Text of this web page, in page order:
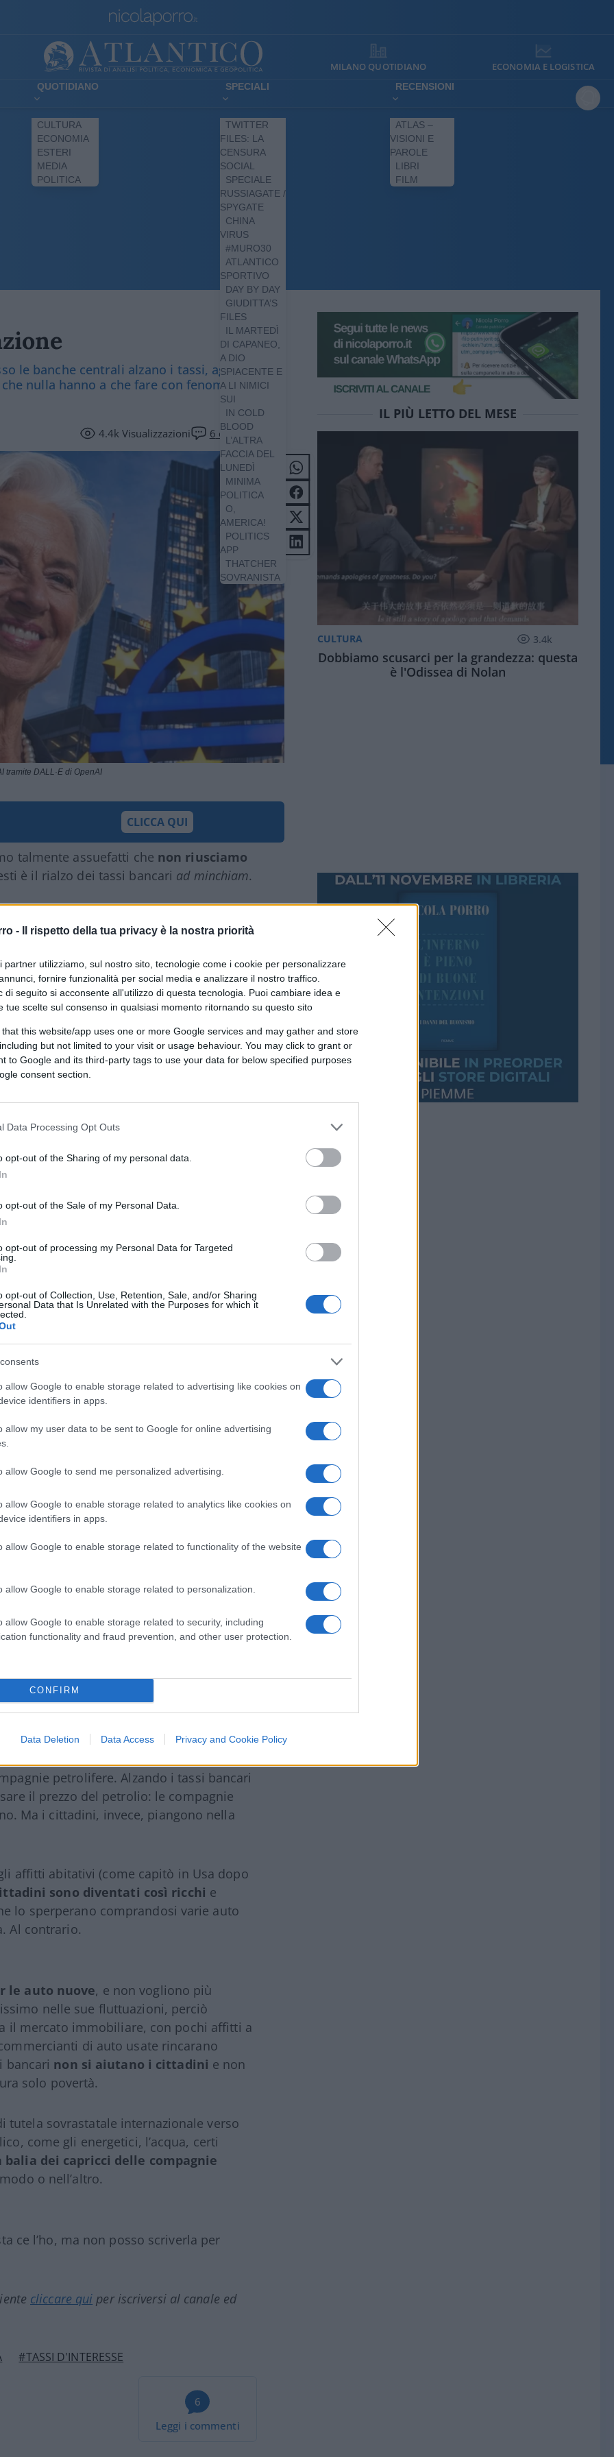
- Il rispetto della tua privacy è la nostra priorità
partner utilizziamo, sul nostro sito, tecnologie come i cookie per personalizzare
fornire funzionalità per social media e analizzare il nostro traffico.
di seguito si acconsente all'utilizzo di questa tecnologia. Puoi cambiare idea e
tue scelte sul consenso in qualsiasi momento ritornando su questo sito
that this website/app uses one or more Google services and may gather and store
but not limited to your visit or usage behaviour. You may click to grant or
to Google and its third-party tags to use your data for below specified purposes
consent section.
Data Processing Opt Outs
opt-out of the Sharing of my personal data.
opt-out of the Sale of my Personal Data.
opt-out of processing my Personal Data for Targeted
opt-out of Collection, Use, Retention, Sale, and/or Sharing
Data that Is Unrelated with the Purposes for which it
allow Google to enable storage related to advertising like cookies on
identifiers in apps.
allow my user data to be sent to Google for online advertising
allow Google to send me personalized advertising.
allow Google to enable storage related to analytics like cookies on
identifiers in apps.
allow Google to enable storage related to functionality of the website
allow Google to enable storage related to personalization.
allow Google to enable storage related to security, including
functionality and fraud prevention, and other user protection.
CONFIRM
Data Deletion Data Access Privacy and Cookie Policy
MILANO QUOTIDIANO ECONOMIA E LOGISTICA
QUOTIDIANO
CULTURA
ECONOMIA
ESTERI
MEDIA
POLITICA
SPECIALI
TWITTER
FILES: LA
CENSURA
SOCIAL
SPECIALE
RUSSIAGATE /
SPYGATE
CHINA
VIRUS
#MURO30
ATLANTICO
SPORTIVO
DAY BY DAY
GIUDITTA’S
FILES
IL MARTEDÌ
DI CAPANEO,
A DIO
SPIACENTE E
A LI NIMICI
SUI
IN COLD
BLOOD
L’ALTRA
FACCIA DEL
LUNEDÌ
MINIMA
POLITICA
O,
AMERICA!
POLITICS
APP
THATCHER
SOVRANISTA
RECENSIONI
ATLAS –
VISIONI E
PAROLE
LIBRI
FILM
le banche centrali alzano i tassi, aggravando
nulla hanno a che fare con fenomeni
4.4k Visualizzazioni 6 commenti
tramite DALL·E di OpenAI
CLICCA QUI
talmente assuefatti che non riusciamo
è il rialzo dei tassi bancari ad minchiam.
stipendi milionari a loro erogati da
una volta all’anno decidono di
il che significa mutui più cari per le
riduzione del Pil, disoccupazione e
loro,“c’è l’inflazione”.
un’entità autonoma, discesa dal cielo
è alzata l’inflazione, è arrivata l’inflazione”
L’inflazione
che l’iperinflazione tedesca del
scomparve da un giorno all’altro senza
mutato alcunché: solo per il
e per l’invenzione simbolica della
Una pura questione di percezione e di
stipendi altissimi e conti bancari pieni di
alzerebbero i prezzi dei prodotti,
i quali avrebbero ancora più soldi
di più i prodotti, innescando un
di prodotti che risulterebbero più
uno di questi prodotti, spesso assurdi,
da Paese a Paese questi elenchi sono
non ha nulla a che fare con quello
perché all’improvviso tutti i consumatori
freneticamente di acquistare i carciofi
stata una pessima stagione agricola e i
cosa c’entra penalizzare
di alcuni prodotti, bisogna capirne il
greggio, l’effetto domino si ripercuote
ma
petrolifere. Alzando i tassi bancari
il prezzo del petrolio: le compagnie
Ma i cittadini, invece, piangono nella
affitti abitativi (come capitò in Usa dopo
sono diventati così ricchi e
lo sperperano comprandosi varie auto
Al contrario.
le auto nuove, e non vogliono più
nelle sue fluttuazioni, perciò
il mercato immobiliare, con pochi affitti a
di auto usate rincarano
bancari non si aiutano i cittadini e non
solo povertà.
tutela sovrastatale internazionale verso
come gli energetici, l’acqua, certi
balia dei capricci delle compagnie
o nell’altro.
ce l’ho, ma non posso scriverla per
cliccare qui per iscriversi al canale ed
#TASSI D'INTERESSE
6
Leggi i commenti
IL PIÙ LETTO DEL MESE
CULTURA 3.4k
Dobbiamo scusarci per la grandezza: questa
è l'Odissea di Nolan